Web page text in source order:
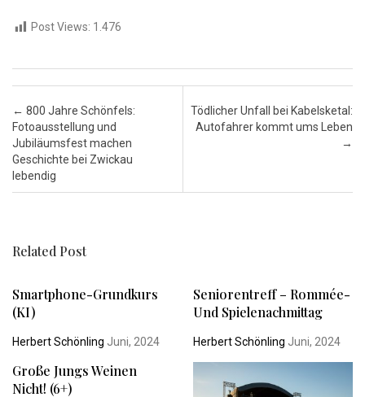
Post Views: 1.476
Post navigation
← 800 Jahre Schönfels:
Fotoausstellung und
Jubiläumsfest machen
Geschichte bei Zwickau
lebendig
Tödlicher Unfall bei Kabelsketal:
Autofahrer kommt ums Leben
→
Related Post
Smartphone-Grundkurs
(KI)
Herbert Schönling Juni, 2024
Seniorentreff – Rommée-
Und Spielenachmittag
Herbert Schönling Juni, 2024
Große Jungs Weinen
Nicht! (6+)